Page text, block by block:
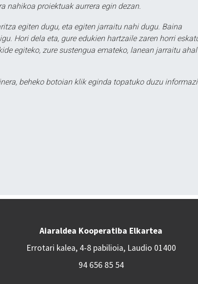
nahikoa proiektuak aurrera egin dezan.
egiten dugu, eta egiten jarraitu nahi dugu. Baina
Hori dela eta, gure edukien hartzaile zaren horri
egiteko, zure sustengua emateko, lanean jarraitu ahal
beheko botoian klik eginda topatuko duzu
Aiaraldea Kooperatiba Elkartea
Errotari kalea, 4-8 pabilioia, Laudio 01400
94 656 85 54